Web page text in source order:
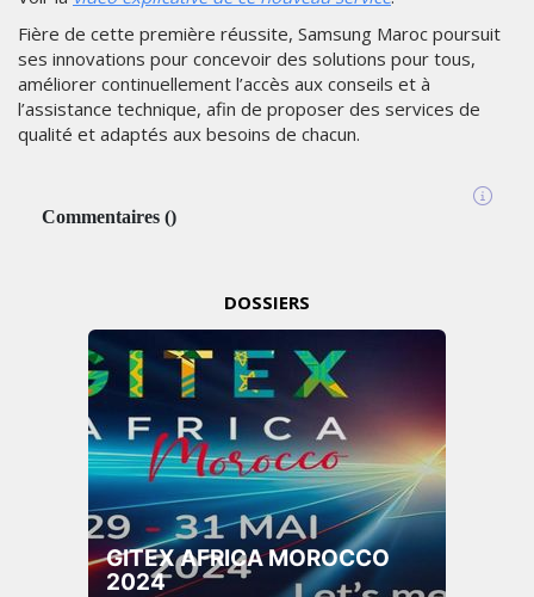
Fière de cette première réussite, Samsung Maroc poursuit
ses innovations pour concevoir des solutions pour tous,
améliorer continuellement l’accès aux conseils et à
l’assistance technique, afin de proposer des services de
qualité et adaptés aux besoins de chacun.
Commentaires ()
DOSSIERS
GITEX AFRICA MOROCCO
2024